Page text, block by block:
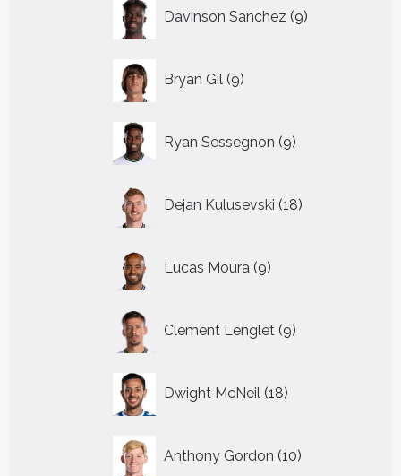
Davinson Sanchez 9
producten
Bryan Gil 9
producten
Ryan Sessegnon 9
producten
Dejan Kulusevski 18
producten
Lucas Moura 9
producten
Clement Lenglet 9
producten
Dwight McNeil 18
producten
Anthony Gordon 10
producten